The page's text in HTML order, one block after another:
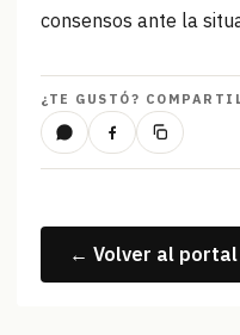
consensos ante la
¿TE GUSTÓ?
← Volver al portal